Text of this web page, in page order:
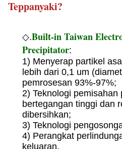
Teppanyaki?
◇.Built-in Taiwan
Precipitator:
1) Menyerap partikel
lebih dari 0,1 um
pemrosesan 93%-97%;
2) Teknologi pemisahan
bertegangan tinggi dan
dibersihkan;
3) Teknologi
4) Perangkat
keluaran.